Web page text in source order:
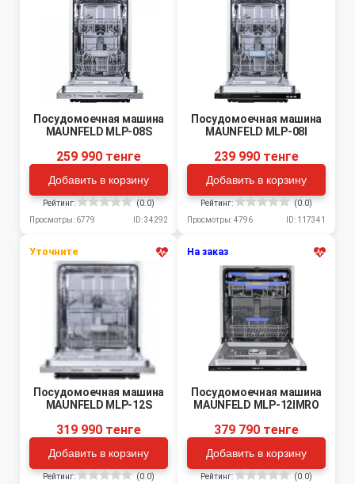
Посудомоечная машина
MAUNFELD MLP-08S
259 990 тенге
Добавить в корзину
Рейтинг:
(0.0)
Просмотры: 6779
ID: 34292
Посудомоечная машина
MAUNFELD MLP-08I
239 990 тенге
Добавить в корзину
Рейтинг:
(0.0)
Просмотры: 4796
ID: 117341
Уточните
Посудомоечная машина
MAUNFELD MLP-12S
319 990 тенге
Добавить в корзину
Рейтинг:
(0.0)
На заказ
Посудомоечная машина
MAUNFELD MLP-12IMRO
379 790 тенге
Добавить в корзину
Рейтинг:
(0.0)